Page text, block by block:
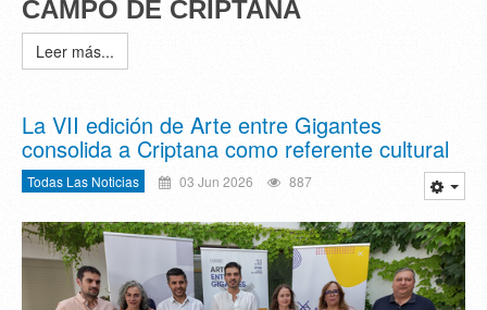
CAMPO DE CRIPTANA
Leer más...
La VII edición de Arte entre Gigantes
consolida a Criptana como referente cultural
Todas Las Noticias 03 Jun 2026 887